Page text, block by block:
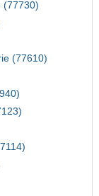
(77730)
(77610)